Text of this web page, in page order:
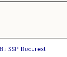
SSP Bucuresti